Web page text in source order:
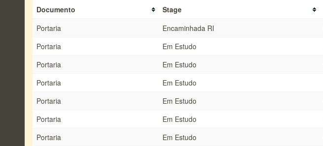
Documento Stage
Portaria
Encaminhada RI
Portaria
Em Estudo
Portaria
Em Estudo
Portaria
Em Estudo
Portaria
Em Estudo
Portaria
Em Estudo
Portaria
Em Estudo